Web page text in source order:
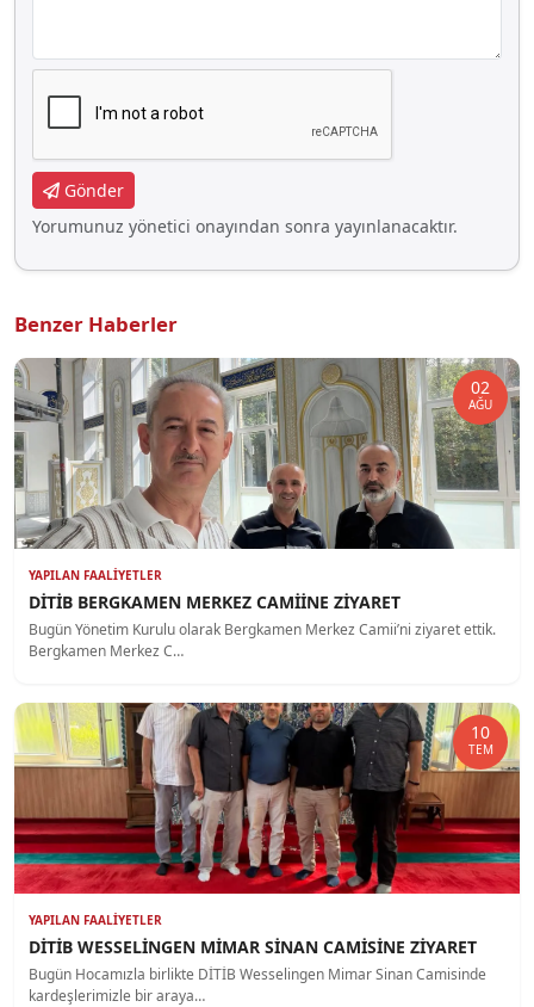
Gönder
Yorumunuz yönetici onayından sonra yayınlanacaktır.
Benzer Haberler
02
AĞU
YAPILAN FAALIYETLER
DİTİB BERGKAMEN MERKEZ CAMİİNE ZİYARET
Bugün Yönetim Kurulu olarak Bergkamen Merkez Camii’ni ziyaret ettik.
Bergkamen Merkez C…
10
TEM
YAPILAN FAALIYETLER
DİTİB WESSELİNGEN MİMAR SİNAN CAMİSİNE ZİYARET
Bugün Hocamızla birlikte DİTİB Wesselingen Mimar Sinan Camisinde
kardeşlerimizle bir araya…